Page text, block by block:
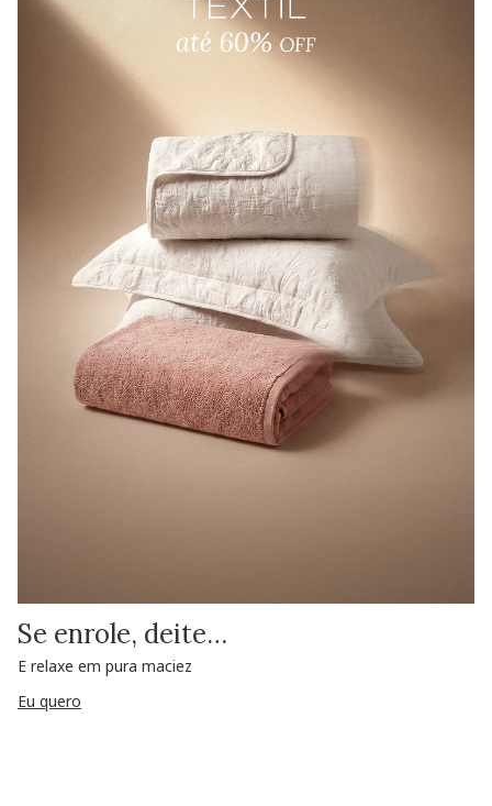
Se enrole, deite…
E relaxe em pura maciez
Eu quero